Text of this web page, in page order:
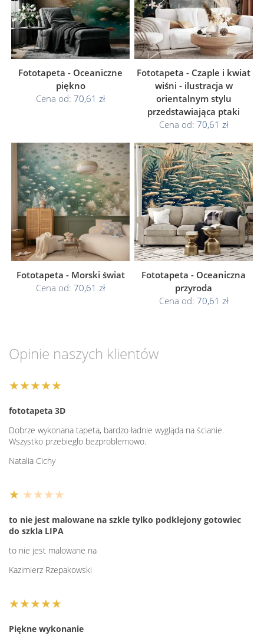
Fototapeta - Oceaniczne
piękno
Cena od: 70,61 zł
Fototapeta - Czaple i kwiat
wiśni - ilustracja w
orientalnym stylu
przedstawiająca ptaki
Cena od: 70,61 zł
Fototapeta - Morski świat
Cena od: 70,61 zł
Fototapeta - Oceaniczna
przyroda
Cena od: 70,61 zł
Opinie naszych klientów
★★★★★
fototapeta 3D
Dobrze wykonana tapeta, bardzo ładnie wygląda na ścianie.
Wszystko przebiegło bezproblemowo.
Natalia Cichy
★ ★★★★
to nie jest malowane na szkle tylko podklejony gotowiec
do szkla LIPA
to nie jest malowane na
Kazimierz Rzepakowski
★★★★★
Piękne wykonanie